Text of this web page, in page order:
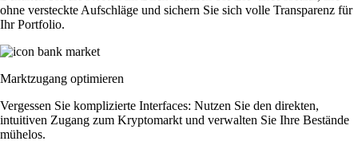
ohne versteckte Aufschläge und sichern Sie sich volle Transparenz für
Ihr Portfolio.
Marktzugang optimieren
Vergessen Sie komplizierte Interfaces: Nutzen Sie den direkten,
intuitiven Zugang zum Kryptomarkt und verwalten Sie Ihre Bestände
mühelos.